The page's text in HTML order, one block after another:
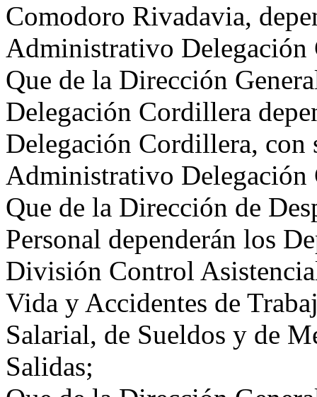
Comodoro Rivadavia,
Administrativo
Que de la Dirección
Delegación Cordillera
Delegación Cordillera, con
Administrativo
Que de la Dirección de
Personal dependerán los
División Control
Vida y Accidentes de
Salarial, de Sueldos y de
Salidas;